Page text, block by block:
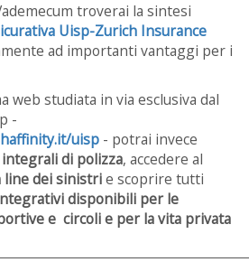
troverai la sintesi
Uisp-Zurich Insurance
ad importanti vantaggi per i
web studiata in via esclusiva dal
-
uisp - potrai invece
di polizza, accedere al
line dei sinistrie scoprire tutti
disponibili per le
e circoli e per la vita privata